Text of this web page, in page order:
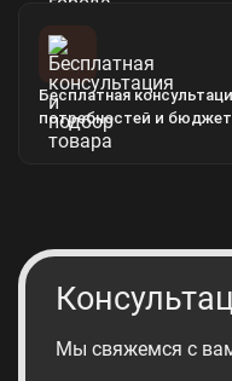
Бесплатная
потребностей и
Мы свяжемся с